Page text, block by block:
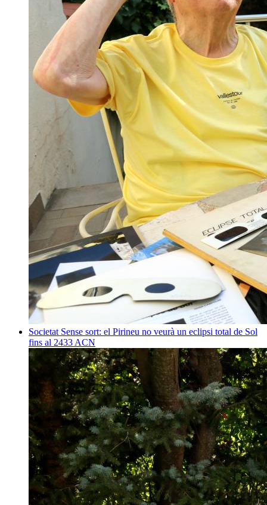
Societat Sense sort: el Pirineu no veurà un eclipsi total de Sol
fins al 2433 ACN